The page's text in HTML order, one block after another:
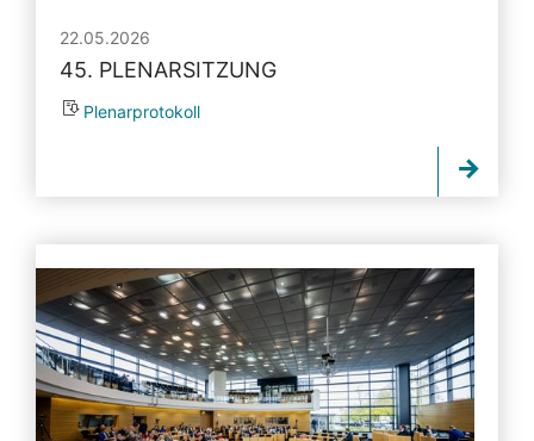
22.05.2026
45. PLENARSITZUNG
Plenarprotokoll